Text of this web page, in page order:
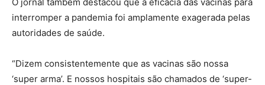
interromper a pandemia foi amplamente exagerada pelas
autoridades de saúde.
“Dizem consistentemente que as vacinas são nossa
‘super arma’. E nossos hospitais são chamados de ‘super-